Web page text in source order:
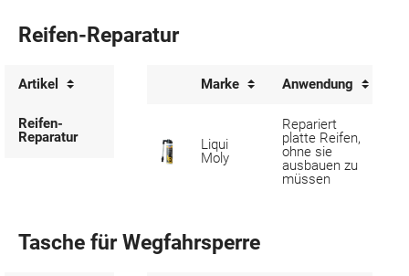
Reifen-Reparatur
Artikel Marke Anwendung
Reifen-
Reparatur
Liqui
Moly
Repariert
platte Reifen,
ohne sie
ausbauen zu
müssen
Tasche für Wegfahrsperre